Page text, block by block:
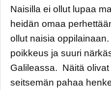
Naisilla ei ollut lupaa
heidän omaa
ollut naisia
poikkeus ja suuri
Galileassa. Näitä
seitsemän pahaa